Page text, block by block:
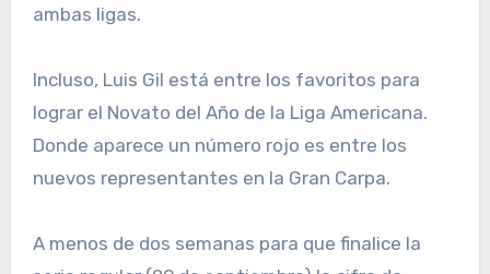
ambas ligas.
Incluso, Luis Gil está entre los favoritos para
lograr el Novato del Año de la Liga Americana.
Donde aparece un número rojo es entre los
nuevos representantes en la Gran Carpa.
A menos de dos semanas para que finalice la